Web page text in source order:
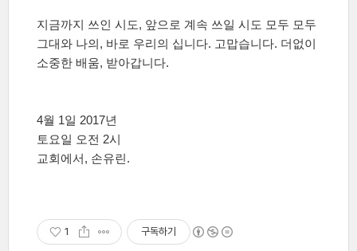
지금까지 쓰인 시도, 앞으로 계속 쓰일 시도 모두 모두
그대와 나의, 바로 우리의 십니다. 고맙습니다. 더없이
소중한 배움, 받아갑니다.
4월 1일 2017년
토요일 오전 2시
교회에서, 손유린.
1 구독하기